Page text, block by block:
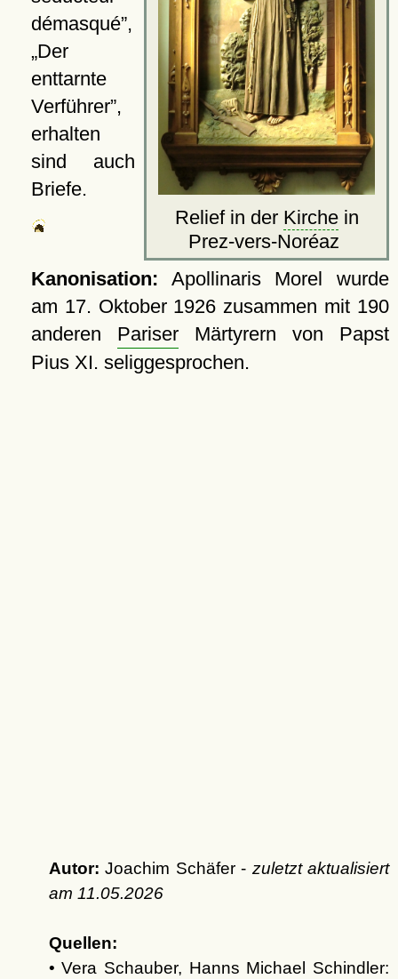
Relief in der Kirchein
Prez-vers-Noréaz
démasqué ,
Der
enttarnte
Verführer ,
erhalten
sind auch
Briefe.
Kanonisation: Apollinaris Morel wurde
am 17. Oktober 1926 zusammen mit 190
anderen PariserMärtyrern von Papst
Pius XI. seliggesprochen.
Autor: Joachim Schäfer - zuletzt aktualisiert
am 11.05.2026
Quellen:
• Vera Schauber, Hanns Michael Schindler: